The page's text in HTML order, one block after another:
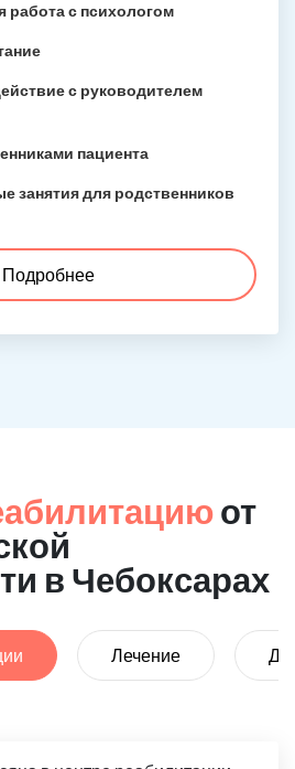
работа с психологом
с руководителем
пациента
занятия для родственников
Подробнее
от
в Чебоксарах
Лечение